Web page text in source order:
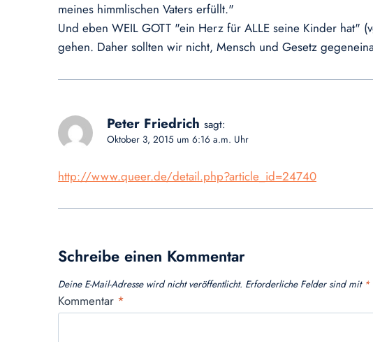
meines himmlischen Vaters erfüllt."
Und eben WEIL GOTT "ein Herz für ALLE seine Kinder
gehen. Daher sollten wir nicht, Mensch und Gesetz
Peter Friedrich sagt:
Oktober 3, 2015 um 6:16 a.m. Uhr
http://www.queer.de/detail.php?article_id=24740
Schreibe einen Kommentar
Deine E-Mail-Adresse wird nicht veröffentlicht. Erforderliche Felder sind mit *
Kommentar *